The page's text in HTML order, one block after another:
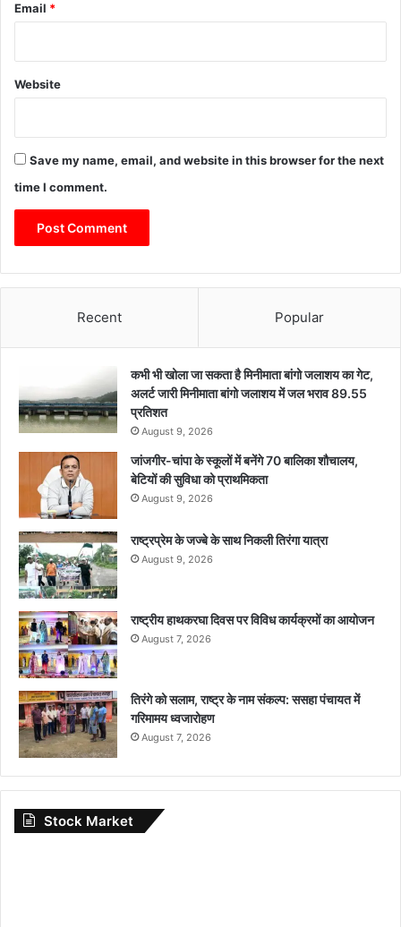
Email *
Website
Save my name, email, and website in this browser for the next
time I comment.
Recent Popular
कभी भी खोला जा सकता है मिनीमाता बांगो जलाशय का गेट,
अलर्ट जारी मिनीमाता बांगो जलाशय में जल भराव 89.55
प्रतिशत
August 9, 2026
जांजगीर-चांपा के स्कूलों में बनेंगे 70 बालिका शौचालय,
बेटियों की सुविधा को प्राथमिकता
August 9, 2026
राष्ट्रप्रेम के जज्बे के साथ निकली तिरंगा यात्रा
August 9, 2026
राष्ट्रीय हाथकरघा दिवस पर विविध कार्यक्रमों का आयोजन
August 7, 2026
तिरंगे को सलाम, राष्ट्र के नाम संकल्प: ससहा पंचायत में
गरिमामय ध्वजारोहण
August 7, 2026
Stock Market